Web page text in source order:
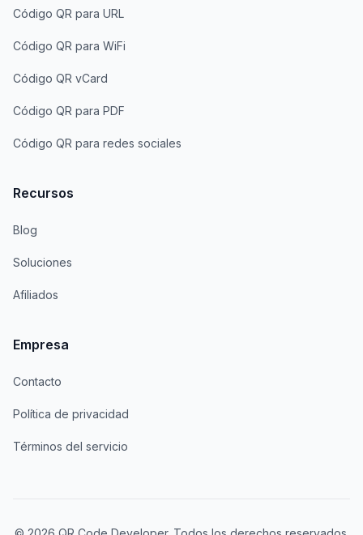
Código QR para URL
Código QR para WiFi
Código QR vCard
Código QR para PDF
Código QR para redes sociales
Recursos
Blog
Soluciones
Afiliados
Empresa
Contacto
Política de privacidad
Términos del servicio